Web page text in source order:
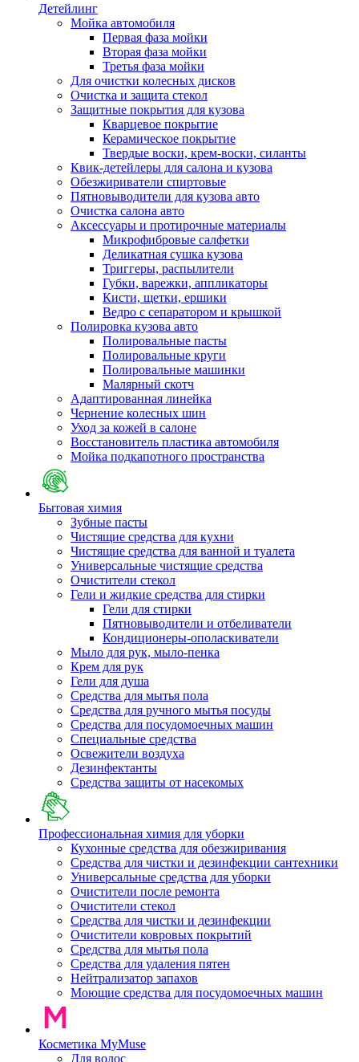
Детейлинг
Мойка автомобиля
Первая фаза мойки
Вторая фаза мойки
Третья фаза мойки
Для очистки колесных дисков
Очистка и защита стекол
Защитные покрытия для кузова
Кварцевое покрытие
Керамическое покрытие
Твердые воски, крем-воски, силанты
Квик-детейлеры для салона и кузова
Обезжириватели спиртовые
Пятновыводители для кузова авто
Очистка салона авто
Аксессуары и протирочные материалы
Микрофибровые салфетки
Деликатная сушка кузова
Триггеры, распылители
Губки, варежки, аппликаторы
Кисти, щетки, ершики
Ведро с сепаратором и крышкой
Полировка кузова авто
Полировальные пасты
Полировальные круги
Полировальные машинки
Малярный cкотч
Адаптированная линейка
Чернение колесных шин
Уход за кожей в салоне
Восстановитель пластика автомобиля
Мойка подкапотного пространства
Бытовая химия
Зубные пасты
Чистящие средства для кухни
Чистящие средства для ванной и туалета
Универсальные чистящие средства
Очистители стекол
Гели и жидкие средства для стирки
Гели для стирки
Пятновыводители и отбеливатели
Кондиционеры-ополаскиватели
Мыло для рук, мыло-пенка
Крем для рук
Гели для душа
Средства для мытья пола
Средства для ручного мытья посуды
Средства для посудомоечных машин
Специальные средства
Освежители воздуха
Дезинфектанты
Средства защиты от насекомых
Профессиональная химия для уборки
Кухонные средства для обезжиривания
Средства для чистки и дезинфекции сантехники
Универсальные средства для уборки
Очистители после ремонта
Очистители стекол
Средства для чистки и дезинфекции
Очистители ковровых покрытий
Средства для мытья пола
Средства для удаления пятен
Нейтрализатор запахов
Моющие средства для посудомоечных машин
Косметика MyMuse
Для волос